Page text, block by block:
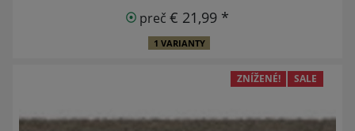
preč€ 21,99 *
1 VARIANTY
ZNÍŽENÉ! SALE